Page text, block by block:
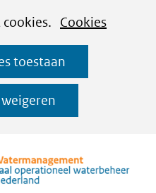
Cookies
toestaan
Ga
naar
de
inhoud